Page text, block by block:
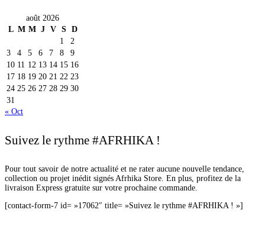
août 2026
L M M J V S D
1
2
3
4 5 6 7 8
9
10 11 12 13 14 15 16
17 18 19 20 21 22 23
24 25 26 27 28 29 30
31
« Oct
Suivez le rythme #AFRHIKA !
Pour tout savoir de notre actualité et ne rater aucune nouvelle tendance,
collection ou projet inédit signés Afrhika Store. En plus, profitez de la
livraison Express gratuite sur votre prochaine commande.
[contact-form-7 id= »17062″ title= »Suivez le rythme #AFRHIKA ! »]